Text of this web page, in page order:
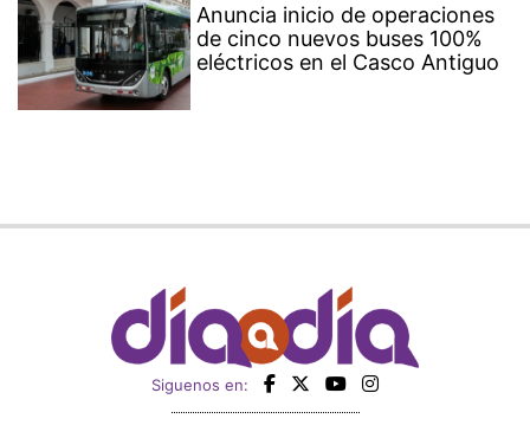
Anuncia inicio de operaciones
de cinco nuevos buses 100%
eléctricos en el Casco Antiguo
Siguenos en: